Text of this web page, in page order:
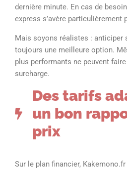
dernière minute. En cas de
express s’avère particulièrement
Mais soyons réalistes : anticiper
toujours une meilleure option.
plus performants ne peuvent
surcharge.
Des tarifs
un bon
prix
Sur le plan financier,